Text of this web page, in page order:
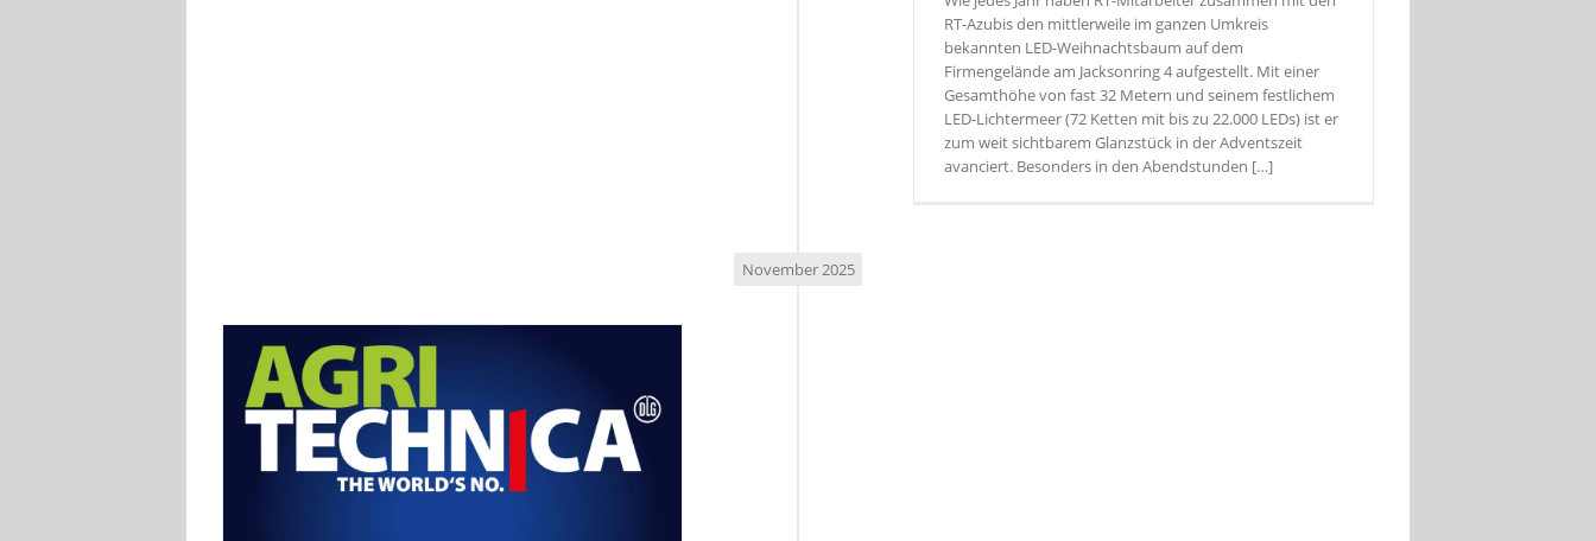
RT-Azubis den mittlerweile im ganzen Umkreis
bekannten LED-Weihnachtsbaum auf dem
Firmengelände am Jacksonring 4 aufgestellt. Mit einer
Gesamthöhe von fast 32 Metern und seinem festlichem
LED-Lichtermeer (72 Ketten mit bis zu 22.000 LEDs) ist er
zum weit sichtbarem Glanzstück in der Adventszeit
avanciert. Besonders in den Abendstunden […]
November 2025